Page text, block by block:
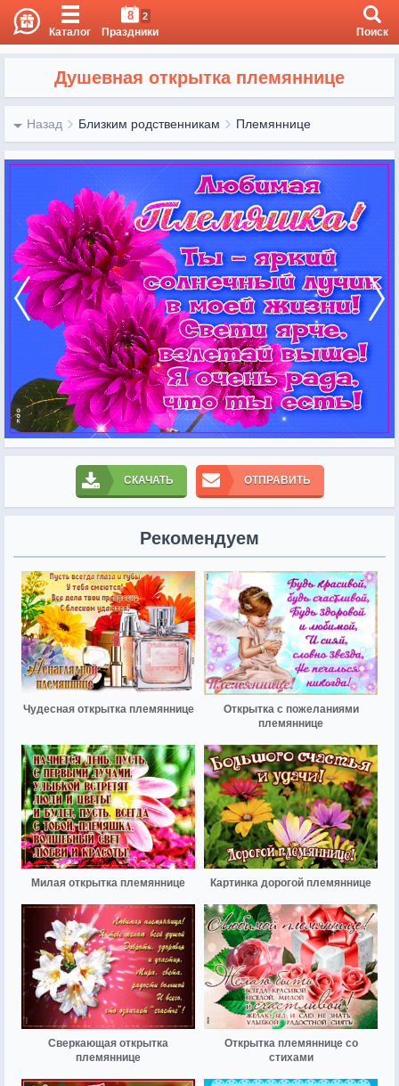
Каталог
8 2
Праздники Поиск
Душевная открытка племяннице
Назад Близким родственникам Племяннице
СКАЧАТЬ ОТПРАВИТЬ
Рекомендуем
Чудесная открытка племяннице
Открытка с пожеланиями
племяннице
Милая открытка племяннице Картинка дорогой племяннице
Сверкающая открытка
племяннице
Открытка племяннице со
стихами